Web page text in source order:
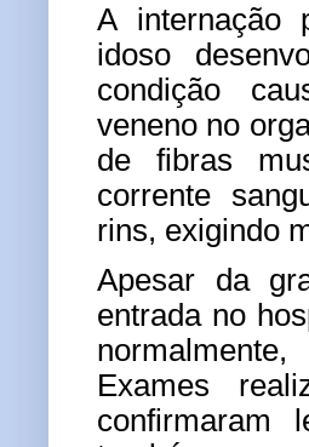
A internação
idoso
condição
veneno no
de fibras
corrente
rins, exigindo
Apesar da
entrada no
Exames
confirmaram